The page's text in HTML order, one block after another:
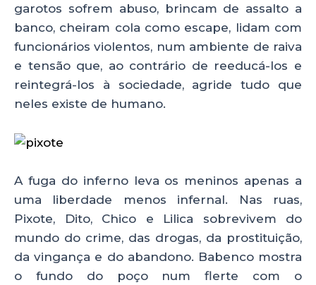
garotos sofrem abuso, brincam de assalto a
banco, cheiram cola como escape, lidam com
funcionários violentos, num ambiente de raiva
e tensão que, ao contrário de reeducá-los e
reintegrá-los à sociedade, agride tudo que
neles existe de humano.
A fuga do inferno leva os meninos apenas a
uma liberdade menos infernal. Nas ruas,
Pixote, Dito, Chico e Lilica sobrevivem do
mundo do crime, das drogas, da prostituição,
da vingança e do abandono. Babenco mostra
o fundo do poço num flerte com o